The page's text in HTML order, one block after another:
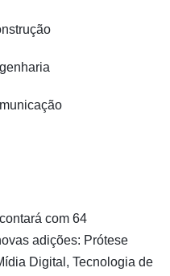
com 64
adições: Prótese
Digital, Tecnologia de